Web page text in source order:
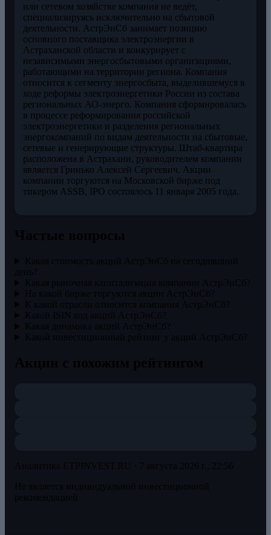
или сетевом хозяйстве компания не ведёт,
специализируясь исключительно на сбытовой
деятельности. АстрЭнСб занимает позицию
основного поставщика электроэнергии в
Астраханской области и конкурирует с
независимыми энергосбытовыми организациями,
работающими на территории региона. Компания
относится к сегменту энергосбыта, выделившемуся в
ходе реформы электроэнергетики России из состава
региональных АО-энерго. Компания сформировалась
в процессе реформирования российской
электроэнергетики и разделения региональных
энергокомпаний по видам деятельности на сбытовые,
сетевые и генерирующие структуры. Штаб-квартира
расположена в Астрахани, руководителем компании
является Гринько Алексей Сергеевич. Акции
компании торгуются на Московской бирже под
тикером ASSB, IPO состоялось 11 января 2005 года.